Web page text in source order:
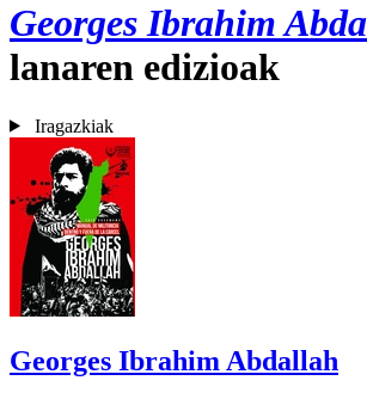
Georges Ibrahim
lanaren edizioak
Iragazkiak
Georges Ibrahim Abdallah